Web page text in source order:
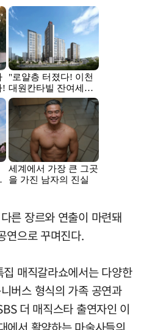
른 장르와 연출이 마련돼
연으로 꾸며진다.
매직갈라쇼에서는 다양한
버스 형식의 가족 공연과
더 매직스타 출연자인 이